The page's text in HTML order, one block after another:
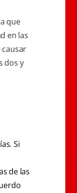
que
en las
causar
dos y
Si
de las